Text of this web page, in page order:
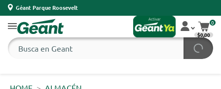
Géant Parque Roosevelt
0
$0,00